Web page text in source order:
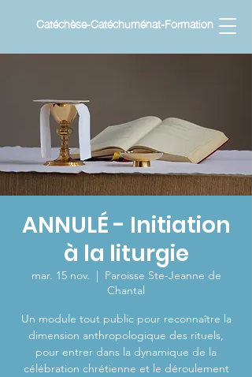
Catéchèse-Catéchuménat-Formation
ANNULÉ - Initiation
à la liturgie
mar. 15 nov.
  |
Paroisse Ste-Jeanne de
Chantal
Un module tout public pour reconnaître la
dimension anthropologique des rituels,
pour entrer dans la dynamique de la
célébration chrétienne et le déroulement